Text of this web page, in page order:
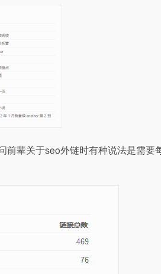
前辈关于seo外链时有种说法是需要